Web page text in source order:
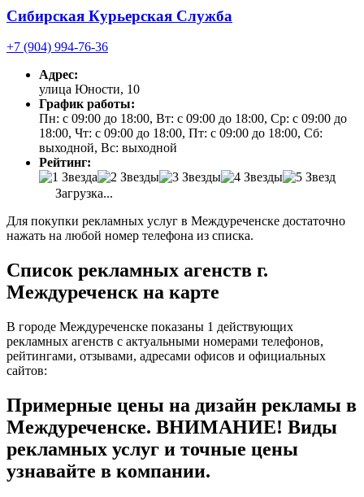
Сибирская Курьерская Служба
+7 (904) 994-76-36
Адрес:
улица Юности, 10
График работы:
Пн: с 09:00 до 18:00, Вт: с 09:00 до 18:00, Ср: с 09:00 до
18:00, Чт: с 09:00 до 18:00, Пт: с 09:00 до 18:00, Сб:
выходной, Вс: выходной
Рейтинг:
Загрузка...
Для покупки рекламных услуг в Междуреченске достаточно
нажать на любой номер телефона из списка.
Список рекламных агенств г.
Междуреченск на карте
В городе Междуреченске показаны 1 действующих
рекламных агенств с актуальными номерами телефонов,
рейтингами, отзывами, адресами офисов и официальных
сайтов:
Примерные цены на дизайн рекламы в
Междуреченске. ВНИМАНИЕ! Виды
рекламных услуг и точные цены
узнавайте в компании.